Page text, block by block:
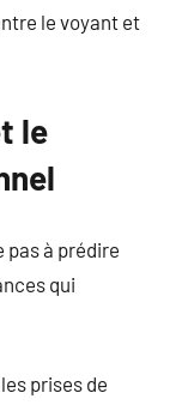
le voyant et
le
à prédire
qui
prises de